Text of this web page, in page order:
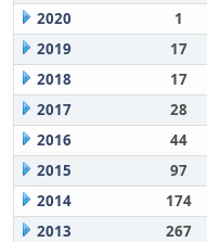
2020
1
2019
17
2018
17
2017
28
2016
44
2015
97
2014
174
2013
267